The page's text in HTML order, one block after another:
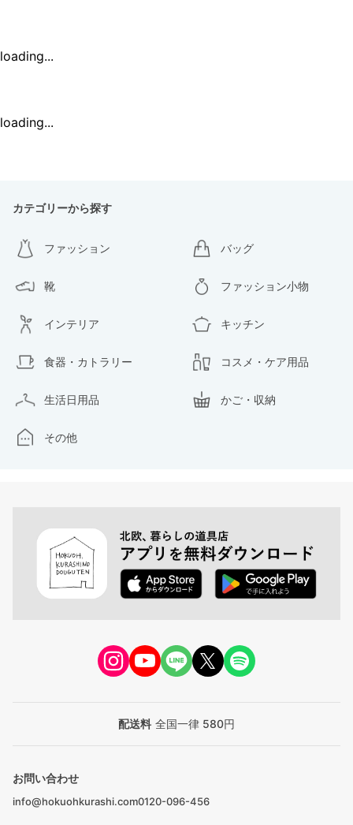
loading...
loading...
カテゴリーから探す
ファッション バッグ
靴 ファッション小物
インテリア キッチン
食器・カトラリー コスメ・ケア用品
生活日用品 かご・収納
その他
配送料 全国一律 580円
お問い合わせ
info@hokuohkurashi.com0120-096-456